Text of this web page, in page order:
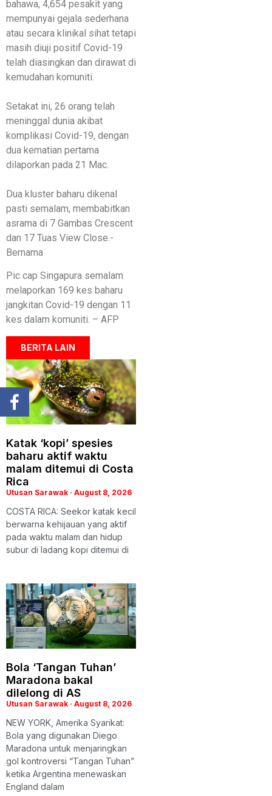
bahawa, 4,654 pesakit yang
mempunyai gejala sederhana
atau secara klinikal sihat tetapi
masih diuji positif Covid-19
telah diasingkan dan dirawat di
kemudahan komuniti.
Setakat ini, 26 orang telah
meninggal dunia akibat
komplikasi Covid-19, dengan
dua kematian pertama
dilaporkan pada 21 Mac.
Dua kluster baharu dikenal
pasti semalam, membabitkan
asrama di 7 Gambas Crescent
dan 17 Tuas View Close.-
Bernama
Pic cap Singapura semalam
melaporkan 169 kes baharu
jangkitan Covid-19 dengan 11
kes dalam komuniti. – AFP
BERITA LAIN
Katak ‘kopi’ spesies
baharu aktif waktu
malam ditemui di Costa
Rica
Utusan Sarawak August 8, 2026
COSTA RICA: Seekor katak kecil
berwarna kehijauan yang aktif
pada waktu malam dan hidup
subur di ladang kopi ditemui di
Bola ‘Tangan Tuhan’
Maradona bakal
dilelong di AS
Utusan Sarawak August 8, 2026
NEW YORK, Amerika Syarikat:
Bola yang digunakan Diego
Maradona untuk menjaringkan
gol kontroversi “Tangan Tuhan”
ketika Argentina menewaskan
England dalam